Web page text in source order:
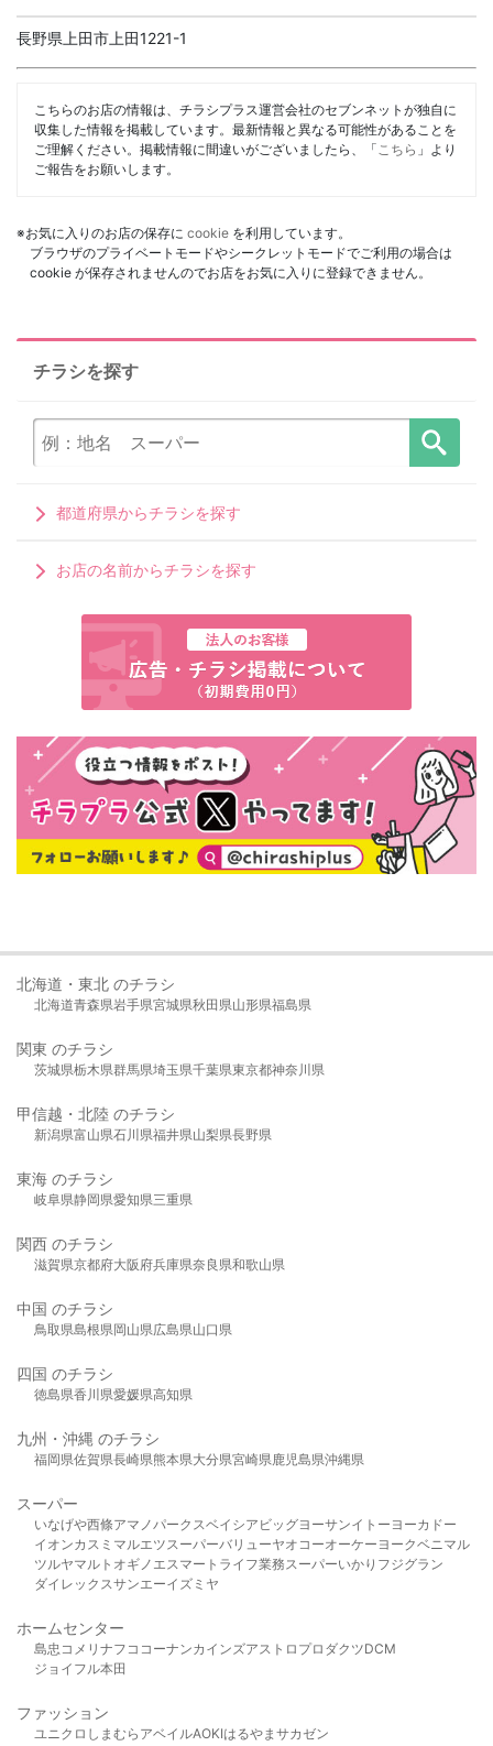
長野県上田市上田1221-1
こちらのお店の情報は、チラシプラス運営会社のセブンネットが独自に
収集した情報を掲載しています。最新情報と異なる可能性があることを
ご理解ください。掲載情報に間違いがございましたら、「 こちら 」より
ご報告をお願いします。
※お気に入りのお店の保存に cookie を利用しています。
ブラウザのプライベートモードやシークレットモードでご利用の場合は
cookie が保存されませんのでお店をお気に入りに登録できません。
チラシを探す
都道府県からチラシを探す
お店の名前からチラシを探す
北海道・東北 のチラシ
北海道青森県岩手県宮城県秋田県山形県福島県
関東 のチラシ
茨城県栃木県群馬県埼玉県千葉県東京都神奈川県
甲信越・北陸 のチラシ
新潟県富山県石川県福井県山梨県長野県
東海 のチラシ
岐阜県静岡県愛知県三重県
関西 のチラシ
滋賀県京都府大阪府兵庫県奈良県和歌山県
中国 のチラシ
鳥取県島根県岡山県広島県山口県
四国 のチラシ
徳島県香川県愛媛県高知県
九州・沖縄 のチラシ
福岡県佐賀県長崎県熊本県大分県宮崎県 鹿児島県沖縄県
スーパー
いなげや西條アマノパークスベイシア ビッグヨーサンイトーヨーカドー
イオンカスミ マルエツ スーパーバリューヤオコーオーケー ヨークベニマル
ツルヤマルト オギノ エスマート ライフ業務スーパーいかり フジグラン
ダイレックスサンエーイズミヤ
ホームセンター
島忠 コメリ ナフコ コーナンカインズアストロプロダクツDCM
ジョイフル本田
ファッション
ユニクロ しまむら アベイルAOKIはるやま サカゼン